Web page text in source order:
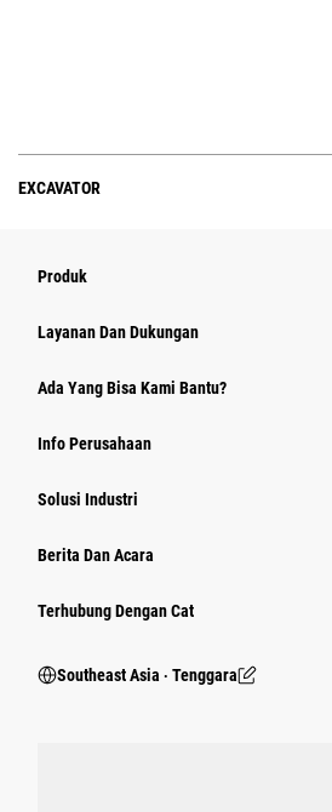
EXCAVATOR
Produk
Layanan Dan Dukungan
Ada Yang Bisa Kami Bantu?
Info Perusahaan
Solusi Industri
Berita Dan Acara
Terhubung Dengan Cat
Southeast Asia ‧ Tenggara